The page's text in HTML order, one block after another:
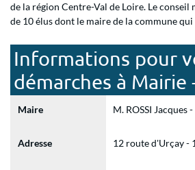
de la région Centre-Val de Loire. Le
de 10 élus dont le maire de la commune qui
Informations pour
démarches à Mairie
Maire M. ROSSI Jacques
Adresse 12 route d'Urçay -